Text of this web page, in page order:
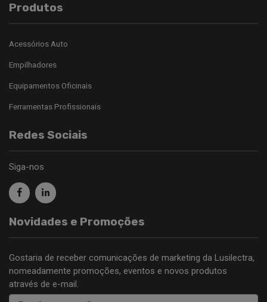
Produtos
Acessórios Auto
Empilhadores
Equipamentos Oficinais
Ferramentas Profissionais
Redes Sociais
Siga-nos
Novidades e Promoções
Gostaria de receber comunicações de marketing da Lusilectra,
nomeadamente promoções, eventos e novos produtos
através de e-mail.